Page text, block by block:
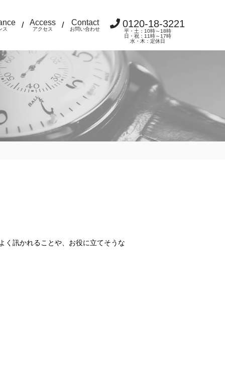
ス / Access
アクセス / Contact
お問い合わせ 0120-18-3221
平・土：10時～18時
日・祝：11時～17時
水・木：定休日
訊かれることや、お役に立てそうな